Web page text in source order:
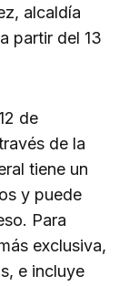
alcaldía
partir del 13
de
de la
tiene un
y puede
Para
exclusiva,
e incluye